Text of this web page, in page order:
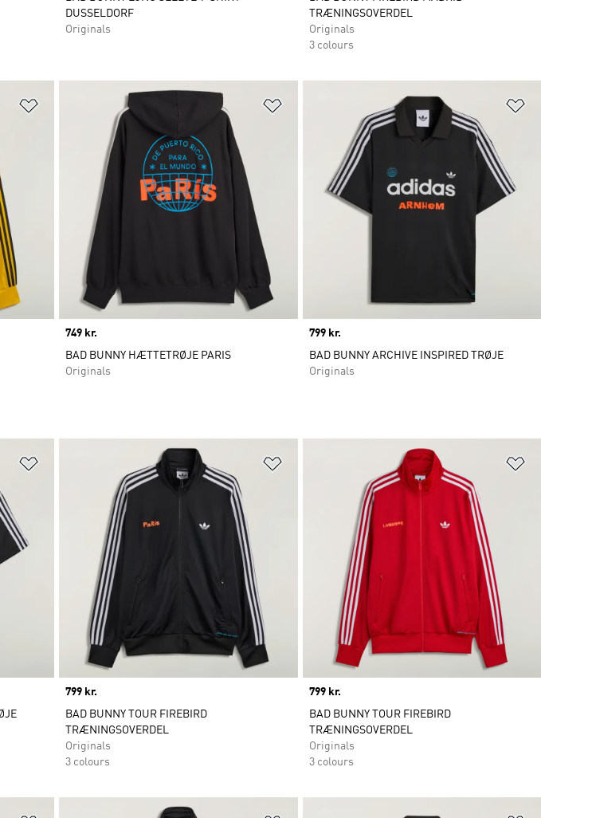
DUSSELDORF
Originals
TRÆNINGSOVERDEL
Originals
3 colours
Føj til ønskeliste
Price
749 kr.
BAD BUNNY HÆTTETRØJE PARIS
Originals
Price
799 kr.
BAD BUNNY ARCHIVE INSPIRED TRØJE
Originals
Price
799 kr.
BAD BUNNY TOUR FIREBIRD
TRÆNINGSOVERDEL
Originals
3 colours
Price
799 kr.
BAD BUNNY TOUR FIREBIRD
TRÆNINGSOVERDEL
Originals
3 colours